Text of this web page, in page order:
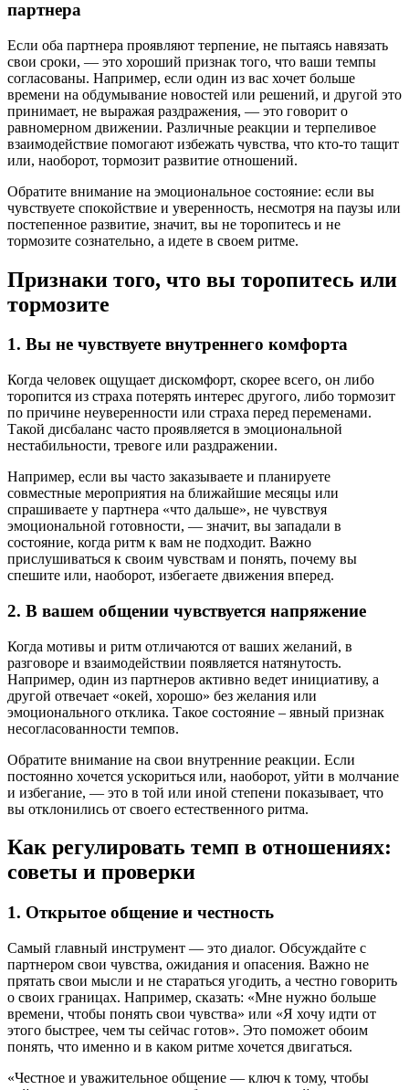
партнера
Если оба партнера проявляют терпение, не пытаясь навязать
свои сроки, — это хороший признак того, что ваши темпы
согласованы. Например, если один из вас хочет больше
времени на обдумывание новостей или решений, и другой это
принимает, не выражая раздражения, — это говорит о
равномерном движении. Различные реакции и терпеливое
взаимодействие помогают избежать чувства, что кто-то тащит
или, наоборот, тормозит развитие отношений.
Обратите внимание на эмоциональное состояние: если вы
чувствуете спокойствие и уверенность, несмотря на паузы или
постепенное развитие, значит, вы не торопитесь и не
тормозите сознательно, а идете в своем ритме.
Признаки того, что вы торопитесь или
тормозите
1. Вы не чувствуете внутреннего комфорта
Когда человек ощущает дискомфорт, скорее всего, он либо
торопится из страха потерять интерес другого, либо тормозит
по причине неуверенности или страха перед переменами.
Такой дисбаланс часто проявляется в эмоциональной
нестабильности, тревоге или раздражении.
Например, если вы часто заказываете и планируете
совместные мероприятия на ближайшие месяцы или
спрашиваете у партнера «что дальше», не чувствуя
эмоциональной готовности, — значит, вы западали в
состояние, когда ритм к вам не подходит. Важно
прислушиваться к своим чувствам и понять, почему вы
спешите или, наоборот, избегаете движения вперед.
2. В вашем общении чувствуется напряжение
Когда мотивы и ритм отличаются от ваших желаний, в
разговоре и взаимодействии появляется натянутость.
Например, один из партнеров активно ведет инициативу, а
другой отвечает «окей, хорошо» без желания или
эмоционального отклика. Такое состояние – явный признак
несогласованности темпов.
Обратите внимание на свои внутренние реакции. Если
постоянно хочется ускориться или, наоборот, уйти в молчание
и избегание, — это в той или иной степени показывает, что
вы отклонились от своего естественного ритма.
Как регулировать темп в отношениях:
советы и проверки
1. Открытое общение и честность
Самый главный инструмент — это диалог. Обсуждайте с
партнером свои чувства, ожидания и опасения. Важно не
прятать свои мысли и не стараться угодить, а честно говорить
о своих границах. Например, сказать: «Мне нужно больше
времени, чтобы понять свои чувства» или «Я хочу идти от
этого быстрее, чем ты сейчас готов». Это поможет обоим
понять, что именно и в каком ритме хочется двигаться.
«Честное и уважительное общение — ключ к тому, чтобы